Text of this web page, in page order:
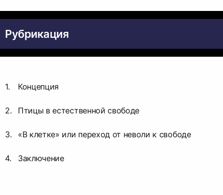
Рубрикация
Концепция
Птицы в естественной свободе
«В клетке» или переход от неволи к свободе
Заключение